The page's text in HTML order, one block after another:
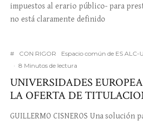
impuestos al erario público- para
no está claramente definido
# CON RIGOR Espacio común de ES ALC-
· 8 Minutos de lectura
UNIVERSIDADES
LA OFERTA DE
GUILLERMO CISNEROS Una solución